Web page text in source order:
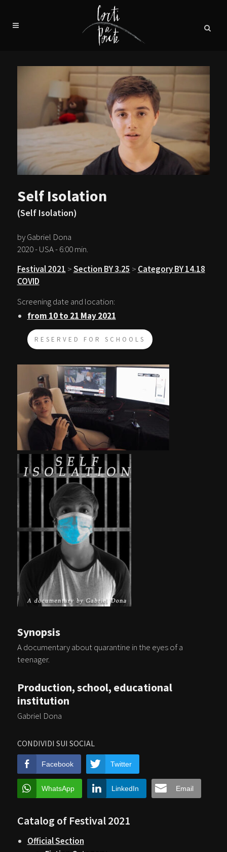
Self Isolation
(Self Isolation)
by Gabriel Dona
2020 - USA - 6:00 min.
Festival 2021 >Section BY 3.25 > Category BY 14.18
COVID
Screening date and location:
from 10 to 21 May 2021
RESERVED FOR SCHOOLS
Synopsis
A documentary about quarantine in the eyes of a
teenager.
CONDIVIDI SUI SOCIAL
Facebook Twitter
WhatsApp LinkedIn Email
Production, school, educational
institution
Gabriel Dona
Catalog of Festival 2021
Official Section